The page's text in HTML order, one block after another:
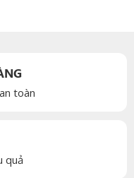
toàn
quả